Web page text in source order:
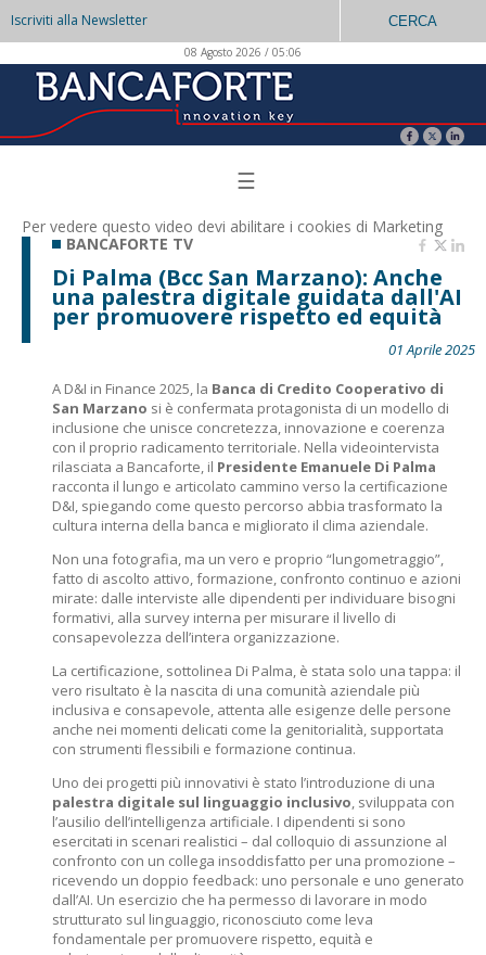
Iscriviti alla Newsletter CERCA
08 Agosto 2026 / 05:06
☰
Per vedere questo video devi abilitare i cookies di Marketing
BANCAFORTE TV
Di Palma (Bcc San Marzano): Anche
una palestra digitale guidata dall'AI
per promuovere rispetto ed equità
01 Aprile 2025
A D&I in Finance 2025, la Banca di Credito Cooperativo di
San Marzano si è confermata protagonista di un modello di
inclusione che unisce concretezza, innovazione e coerenza
con il proprio radicamento territoriale. Nella videointervista
rilasciata a Bancaforte, il Presidente Emanuele Di Palma
racconta il lungo e articolato cammino verso la certificazione
D&I, spiegando come questo percorso abbia trasformato la
cultura interna della banca e migliorato il clima aziendale.
Non una fotografia, ma un vero e proprio “lungometraggio”,
fatto di ascolto attivo, formazione, confronto continuo e azioni
mirate: dalle interviste alle dipendenti per individuare bisogni
formativi, alla survey interna per misurare il livello di
consapevolezza dell’intera organizzazione.
La certificazione, sottolinea Di Palma, è stata solo una tappa: il
vero risultato è la nascita di una comunità aziendale più
inclusiva e consapevole, attenta alle esigenze delle persone
anche nei momenti delicati come la genitorialità, supportata
con strumenti flessibili e formazione continua.
Uno dei progetti più innovativi è stato l’introduzione di una
palestra digitale sul linguaggio inclusivo, sviluppata con
l’ausilio dell’intelligenza artificiale. I dipendenti si sono
esercitati in scenari realistici – dal colloquio di assunzione al
confronto con un collega insoddisfatto per una promozione –
ricevendo un doppio feedback: uno personale e uno generato
dall’AI. Un esercizio che ha permesso di lavorare in modo
strutturato sul linguaggio, riconosciuto come leva
fondamentale per promuovere rispetto, equità e